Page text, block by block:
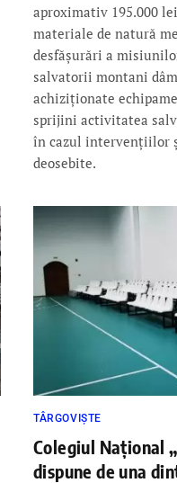
aproximativ 195.000
materiale de natură
desfășurări a
salvatorii montani
achiziționate
sprijini activitatea
în cazul intervențiilor
deosebite.
TÂRGOVIȘTE
Colegiul Naţional
dispune de una